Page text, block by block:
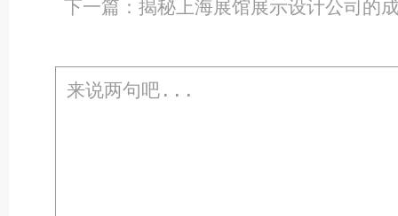
下一篇：揭秘上海展馆展示设计公司的